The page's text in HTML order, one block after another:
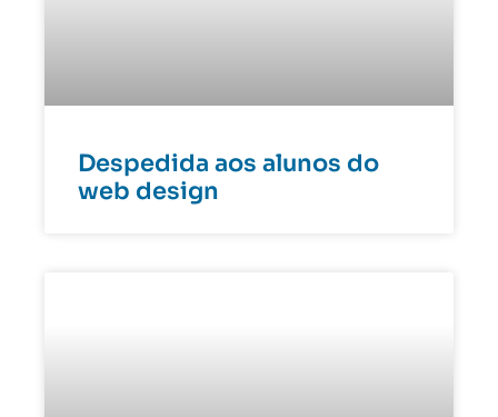
Despedida aos alunos do
web design